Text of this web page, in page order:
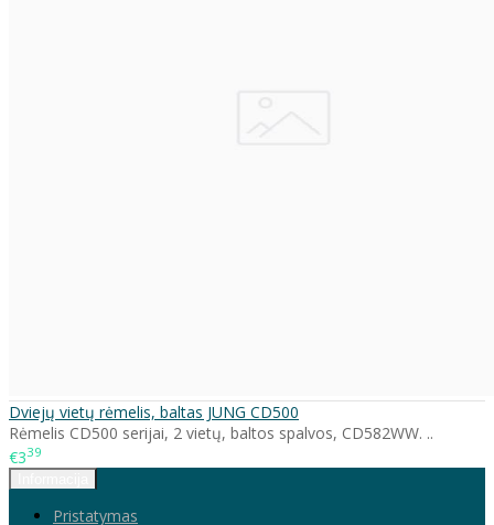
Dviejų vietų rėmelis, baltas JUNG CD500
Rėmelis CD500 serijai, 2 vietų, baltos spalvos, CD582WW. ..
€339
Pristatymas